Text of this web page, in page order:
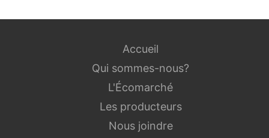
Accueil
Qui sommes-nous?
L'Écomarché
Les producteurs
Nous joindre